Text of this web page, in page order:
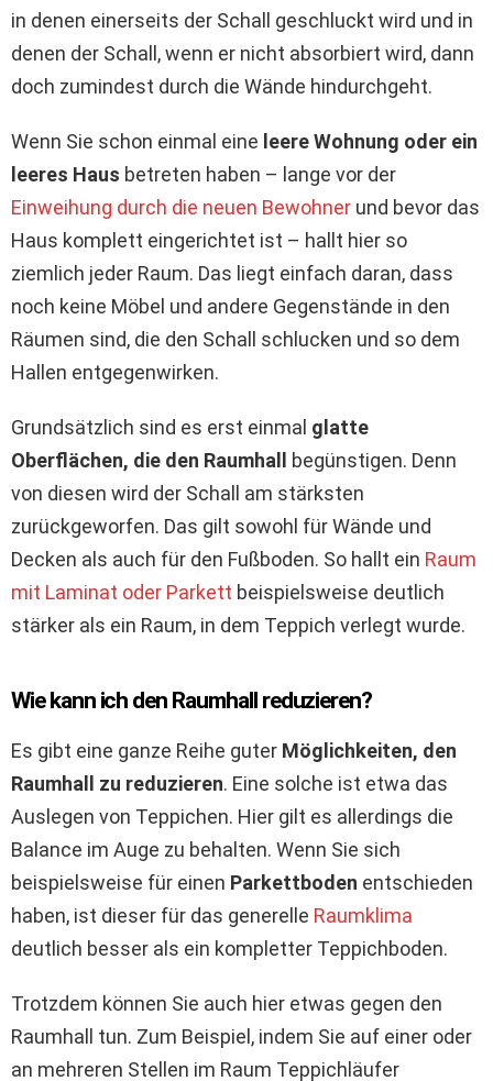
in denen einerseits der Schall geschluckt wird und in
denen der Schall, wenn er nicht absorbiert wird, dann
doch zumindest durch die Wände hindurchgeht.
Wenn Sie schon einmal eine leere Wohnung oder ein
leeres Haus betreten haben – lange vor der
Einweihung durch die neuen Bewohner und bevor das
Haus komplett eingerichtet ist – hallt hier so
ziemlich jeder Raum. Das liegt einfach daran, dass
noch keine Möbel und andere Gegenstände in den
Räumen sind, die den Schall schlucken und so dem
Hallen entgegenwirken.
Grundsätzlich sind es erst einmal glatte
Oberflächen, die den Raumhall begünstigen. Denn
von diesen wird der Schall am stärksten
zurückgeworfen. Das gilt sowohl für Wände und
Decken als auch für den Fußboden. So hallt ein Raum
mit Laminat oder Parkett beispielsweise deutlich
stärker als ein Raum, in dem Teppich verlegt wurde.
Wie kann ich den Raumhall reduzieren?
Es gibt eine ganze Reihe guter Möglichkeiten, den
Raumhall zu reduzieren. Eine solche ist etwa das
Auslegen von Teppichen. Hier gilt es allerdings die
Balance im Auge zu behalten. Wenn Sie sich
beispielsweise für einen Parkettboden entschieden
haben, ist dieser für das generelle Raumklima
deutlich besser als ein kompletter Teppichboden.
Trotzdem können Sie auch hier etwas gegen den
Raumhall tun. Zum Beispiel, indem Sie auf einer oder
an mehreren Stellen im Raum Teppichläufer